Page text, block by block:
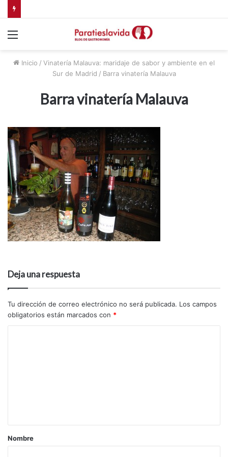
Agarimo, taberna atlántica en Madrid
Inicio / Vinatería Malauva: maridaje de sabor y ambiente en el
Sur de Madrid / Barra vinatería Malauva
Barra vinatería Malauva
Deja una respuesta
Tu dirección de correo electrónico no será publicada. Los campos
obligatorios están marcados con *
Nombre